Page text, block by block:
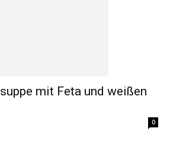
mit Feta und weißen
0